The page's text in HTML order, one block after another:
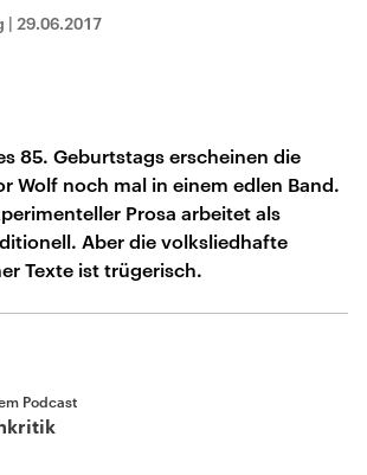
| 29.06.2017
85. Geburtstags erscheinen die
Wolf noch mal in einem edlen Band.
Prosa arbeitet als
Aber die volksliedhafte
Texte ist trügerisch.
Podcast